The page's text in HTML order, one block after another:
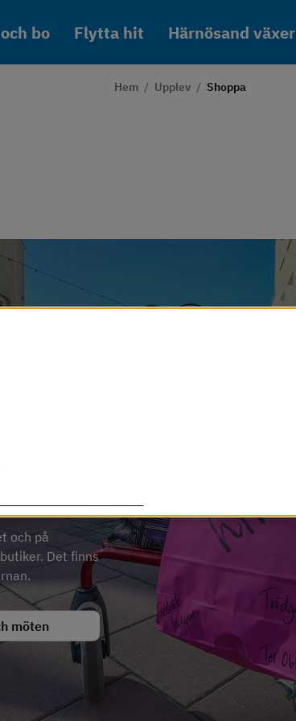
bo Flytta hit Härnösand växer
Hem / Upplev / Shoppa
och på
Det finns
möten